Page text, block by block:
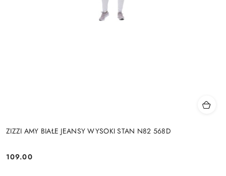
ZIZZI AMY BIAŁE JEANSY WYSOKI STAN N82 568D
Cena:
109.00